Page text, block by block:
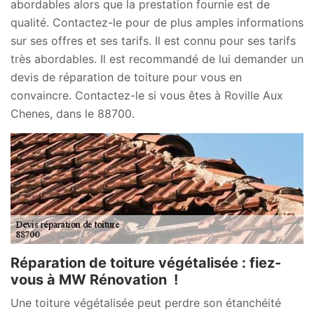
abordables alors que la prestation fournie est de
qualité. Contactez-le pour de plus amples informations
sur ses offres et ses tarifs. Il est connu pour ses tarifs
très abordables. Il est recommandé de lui demander un
devis de réparation de toiture pour vous en
convaincre. Contactez-le si vous êtes à Roville Aux
Chenes, dans le 88700.
Réparation de toiture végétalisée : fiez-
vous à MW Rénovation !
Une toiture végétalisée peut perdre son étanchéité